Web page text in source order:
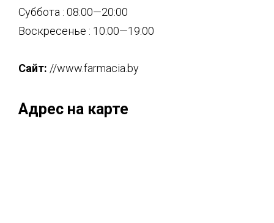
Суббота : 08:00—20:00
Воскресенье : 10:00—19:00
Сайт: //www.farmacia.by
Адрес на карте